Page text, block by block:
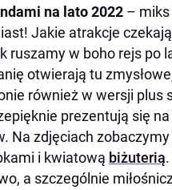
na lato 2022 –
Jakie atrakcje
ruszamy w boho rejs po
otwierają tu
również w wersji plus
prezentują się
Na zdjęciach
i kwiatową biżuterią
a szczególnie